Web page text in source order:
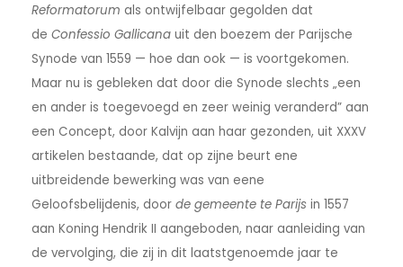
Reformatorum als ontwijfelbaar gegolden dat
de Confessio Gallicana uit den boezem der Parijsche
Synode van 1559 — hoe dan ook — is voortgekomen.
Maar nu is gebleken dat door die Synode slechts „een
en ander is toegevoegd en zeer weinig veranderd” aan
een Concept, door Kalvijn aan haar gezonden, uit XXXV
artikelen bestaande, dat op zijne beurt ene
uitbreidende bewerking was van eene
Geloofsbelijdenis, door de gemeente te Parijs in 1557
aan Koning Hendrik II aangeboden, naar aanleiding van
de vervolging, die zij in dit laatstgenoemde jaar te